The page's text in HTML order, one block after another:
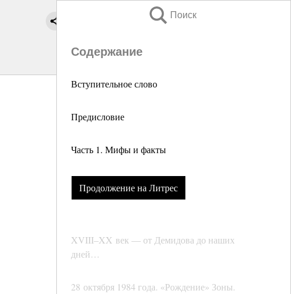
Поиск
Содержание
Вступительное слово
Предисловие
Часть 1. Мифы и факты
Продолжение на Литрес
XVIII–XX век — от Демидова до наших
дней…
28 октября 1984 года. «Рождение» Зоны.